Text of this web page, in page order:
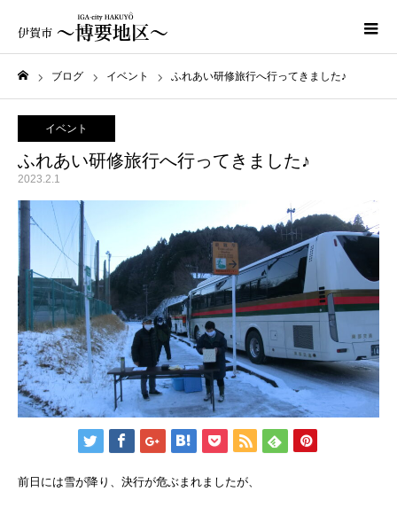
ブログ イベント ふれあい研修旅行へ行ってきました♪
イベント
ふれあい研修旅行へ行ってきました♪
2023.2.1
前日には雪が降り、決行が危ぶまれましたが、